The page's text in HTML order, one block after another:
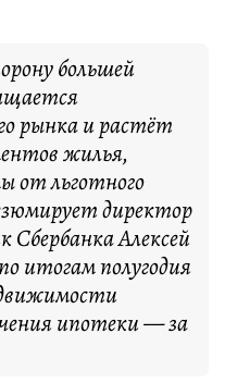
большей
рынка и растёт
жилья,
от льготного
директор
Алексей
итогам полугодия
ипотеки — за